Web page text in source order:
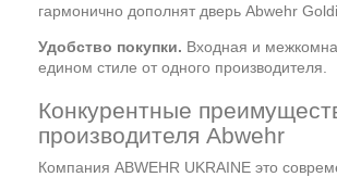
гармонично дополнят дверь Abwehr
Удобство покупки. Входная и
едином стиле от одного производителя.
Конкурентные
производителя Abwehr
Компания ABWEHR UKRAINE это